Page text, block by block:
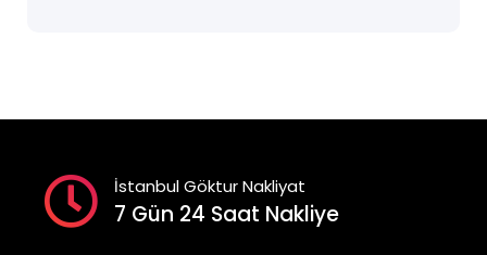
İstanbul Göktur Nakliyat
7 Gün 24 Saat Nakliye